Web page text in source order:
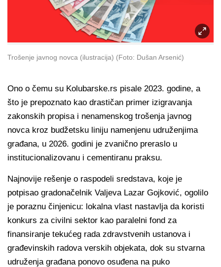
Trošenje javnog novca (ilustracija) (Foto: Dušan Arsenić)
Ono o čemu su Kolubarske.rs pisale 2023. godine, a
što je prepoznato kao drastičan primer izigravanja
zakonskih propisa i nenamenskog trošenja javnog
novca kroz budžetsku liniju namenjenu udruženjima
građana, u 2026. godini je zvanično preraslo u
institucionalizovanu i cementiranu praksu.
Najnovije rešenje o raspodeli sredstava, koje je
potpisao gradonačelnik Valjeva Lazar Gojković, ogolilo
je poraznu činjenicu: lokalna vlast nastavlja da koristi
konkurs za civilni sektor kao paralelni fond za
finansiranje tekućeg rada zdravstvenih ustanova i
građevinskih radova verskih objekata, dok su stvarna
udruženja građana ponovo osuđena na puko